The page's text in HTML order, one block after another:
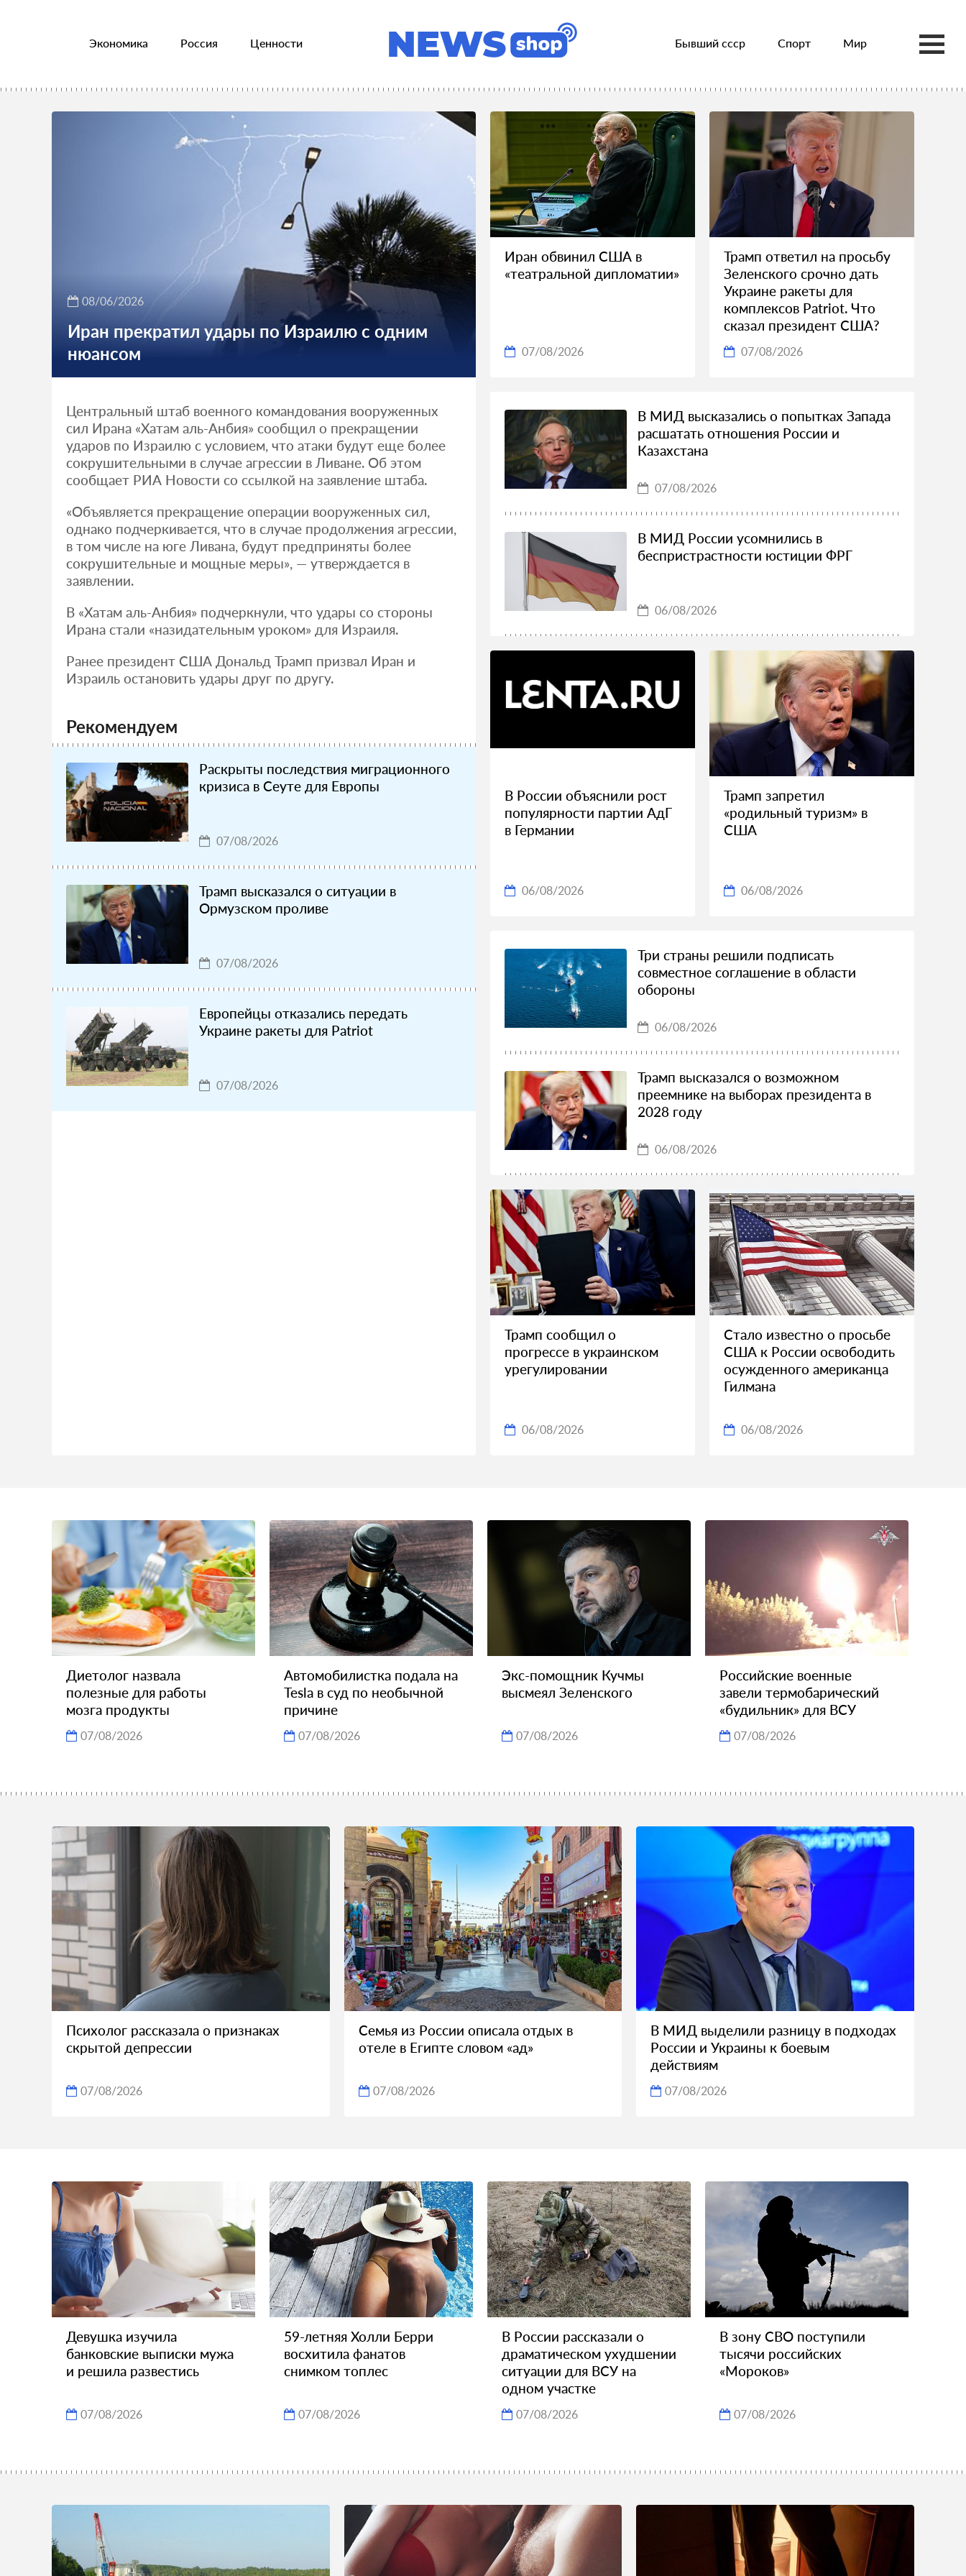
Экономика Россия Ценности Бывший ссср Спорт Мир
08/06/2026
Иран прекратил удары по Израилю с одним
нюансом
Центральный штаб военного командования вооруженных
сил Ирана «Хатам аль-Анбия» сообщил о прекращении
ударов по Израилю с условием, что атаки будут еще более
сокрушительными в случае агрессии в Ливане. Об этом
сообщает РИА Новости со ссылкой на заявление штаба.
«Объявляется прекращение операции вооруженных сил,
однако подчеркивается, что в случае продолжения агрессии,
в том числе на юге Ливана, будут предприняты более
сокрушительные и мощные меры», — утверждается в
заявлении.
В «Хатам аль-Анбия» подчеркнули, что удары со стороны
Ирана стали «назидательным уроком» для Израиля.
Ранее президент США Дональд Трамп призвал Иран и
Израиль остановить удары друг по другу.
Рекомендуем
Раскрыты последствия миграционного
кризиса в Сеуте для Европы
07/08/2026
Трамп высказался о ситуации в
Ормузском проливе
07/08/2026
Европейцы отказались передать
Украине ракеты для Patriot
07/08/2026
Иран обвинил США в
«театральной дипломатии»
07/08/2026
Трамп ответил на просьбу
Зеленского срочно дать
Украине ракеты для
комплексов Patriot. Что
сказал президент США?
07/08/2026
В МИД высказались о попытках Запада
расшатать отношения России и
Казахстана
07/08/2026
В МИД России усомнились в
беспристрастности юстиции ФРГ
06/08/2026
В России объяснили рост
популярности партии АдГ
в Германии
06/08/2026
Трамп запретил
«родильный туризм» в
США
06/08/2026
Три страны решили подписать
совместное соглашение в области
обороны
06/08/2026
Трамп высказался о возможном
преемнике на выборах президента в
2028 году
06/08/2026
Трамп сообщил о
прогрессе в украинском
урегулировании
06/08/2026
Стало известно о просьбе
США к России освободить
осужденного американца
Гилмана
06/08/2026
Диетолог назвала
полезные для работы
мозга продукты
07/08/2026
Автомобилистка подала на
Tesla в суд по необычной
причине
07/08/2026
Экс-помощник Кучмы
высмеял Зеленского
07/08/2026
Российские военные
завели термобарический
«будильник» для ВСУ
07/08/2026
Психолог рассказала о признаках
скрытой депрессии
07/08/2026
Семья из России описала отдых в
отеле в Египте словом «ад»
07/08/2026
В МИД выделили разницу в подходах
России и Украины к боевым
действиям
07/08/2026
Девушка изучила
банковские выписки мужа
и решила развестись
07/08/2026
59-летняя Холли Берри
восхитила фанатов
снимком топлес
07/08/2026
В России рассказали о
драматическом ухудшении
ситуации для ВСУ на
одном участке
07/08/2026
В зону СВО поступили
тысячи российских
«Мороков»
07/08/2026